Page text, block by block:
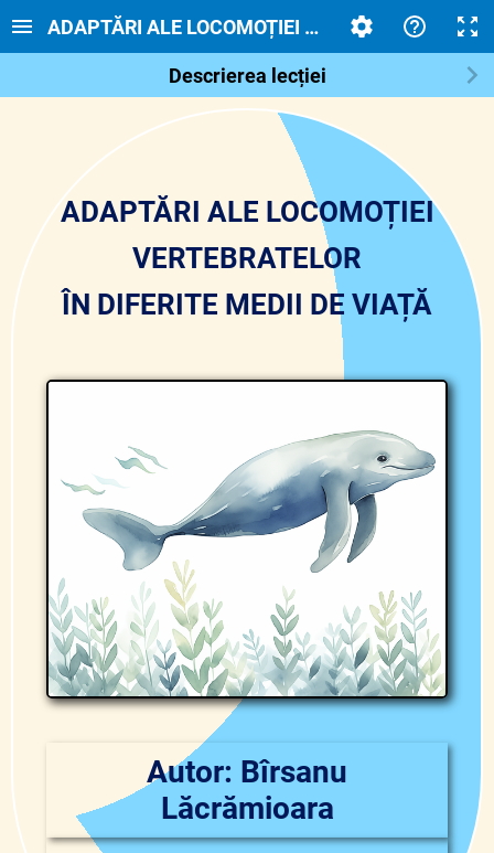
ADAPTĂRI ALE LOCOMOȚIEI VERTEBRATELOR
Descrierea lecției
ADAPTĂRI ALE LOCOMOȚIEI
VERTEBRATELOR
ÎN DIFERITE MEDII DE VIAȚĂ
Autor: Bîrsanu
Lăcrămioara